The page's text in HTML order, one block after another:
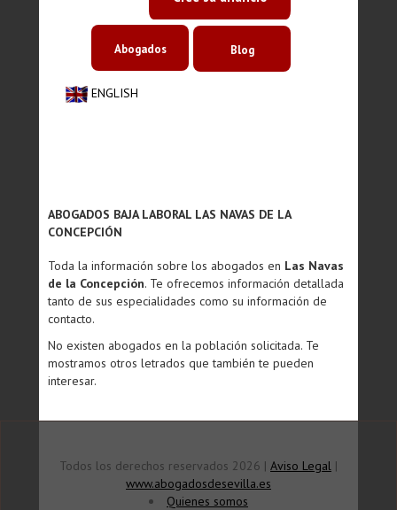
ENGLISH
Abogados Blog
ABOGADOS BAJA LABORAL LAS NAVAS DE LA
CONCEPCIÓN
Toda la información sobre los abogados en Las Navas
de la Concepción. Te ofrecemos información detallada
tanto de sus especialidades como su información de
contacto.
No existen abogados en la población solicitada. Te
mostramos otros letrados que también te pueden
interesar.
Todos los derechos reservados 2026 | Aviso Legal |
www.abogadosdesevilla.es
Quienes somos